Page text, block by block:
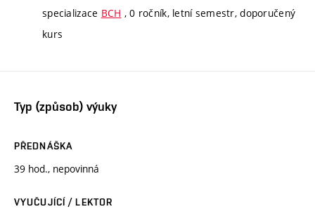
specializace BCH , 0 ročník, letní semestr, doporučený
kurs
Typ (způsob) výuky
PŘEDNÁŠKA
39 hod., nepovinná
VYUČUJÍCÍ / LEKTOR